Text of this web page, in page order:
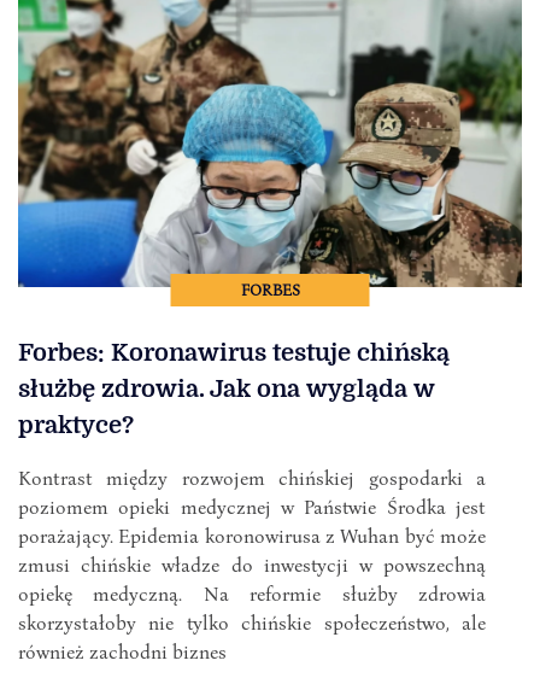
FORBES
Forbes: Koronawirus testuje chińską
służbę zdrowia. Jak ona wygląda w
praktyce?
Kontrast między rozwojem chińskiej gospodarki a
poziomem opieki medycznej w Państwie Środka jest
porażający. Epidemia koronowirusa z Wuhan być może
zmusi chińskie władze do inwestycji w powszechną
opiekę medyczną. Na reformie służby zdrowia
skorzystałoby nie tylko chińskie społeczeństwo, ale
również zachodni biznes